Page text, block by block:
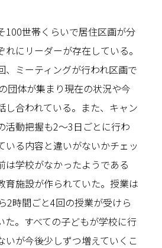
100世帯くらいで居住区画が分
にリーダーが存在している。
、ミーティングが行われ区画で
団体が集まり現在の状況や今
し合われている。また、キャン
活動把握も2〜3日ごとに行わ
いる内容と違いがないかチェッ
は学校がなかったようである
育施設が作られていた。授業は
2時間ごと4回の授業が受けら
た。すべての子どもが学校に行
いが今後少しずつ増えていくこ